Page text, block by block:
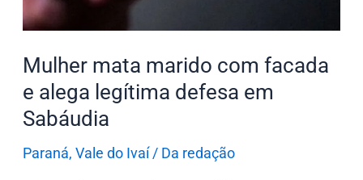
Mulher mata marido com facada
e alega legítima defesa em
Sabáudia
Paraná, Vale do Ivaí/ Da redação
defesa
Sabáudia